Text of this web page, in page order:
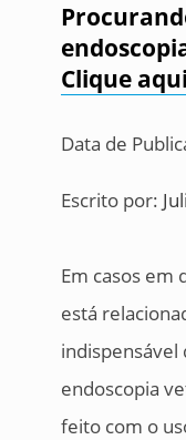
Clique aqui
Data de
Escrito por:
Em casos em
está
indispensável
endoscopia
feito com o